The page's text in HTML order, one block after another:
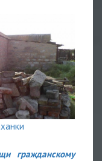
гражданскому